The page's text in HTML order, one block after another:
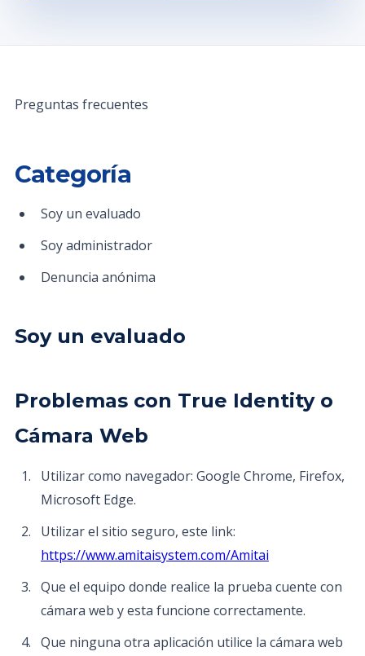
Preguntas frecuentes
Categoría
Soy un evaluado
Soy administrador
Denuncia anónima
Soy un evaluado
Problemas con True Identity o
Cámara Web
Utilizar como navegador: Google Chrome, Firefox,
Microsoft Edge.
Utilizar el sitio seguro, este link:
https://www.amitaisystem.com/Amitai
Que el equipo donde realice la prueba cuente con
cámara web y esta funcione correctamente.
Que ninguna otra aplicación utilice la cámara web